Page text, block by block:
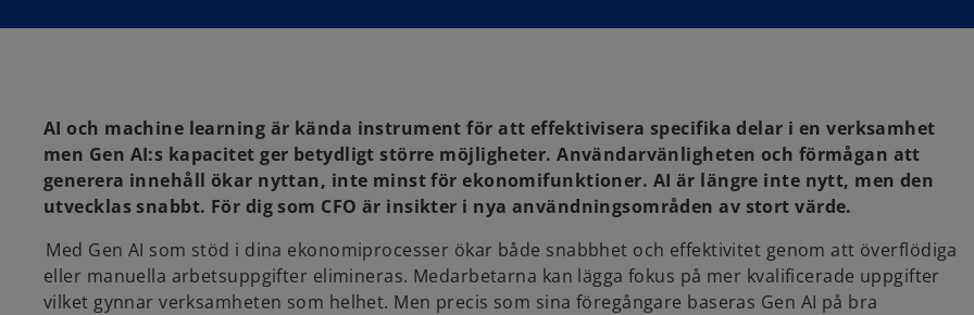
t
AI och machine learning är kända instrument för att effektivisera specifika delar i en verksamhet
men Gen AI:s kapacitet ger betydligt större möjligheter. Användarvänligheten och förmågan att
generera innehåll ökar nyttan, inte minst för ekonomifunktioner. AI är längre inte nytt, men den
utvecklas snabbt. För dig som CFO är insikter i nya användningsområden av stort värde.
Med Gen AI som stöd i dina ekonomiprocesser ökar både snabbhet och effektivitet genom att överflödiga
eller manuella arbetsuppgifter elimineras. Medarbetarna kan lägga fokus på mer kvalificerade uppgifter
vilket gynnar verksamheten som helhet. Men precis som sina föregångare baseras Gen AI på bra